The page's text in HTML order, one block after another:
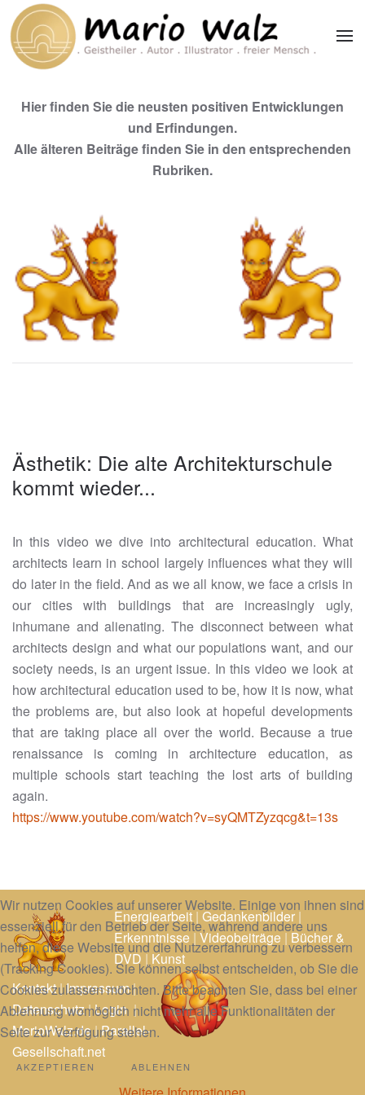
Zum Hauptinhalt springen
Hier finden Sie die neusten positiven Entwicklungen
und Erfindungen.
Alle älteren Beiträge finden Sie in den entsprechenden
Rubriken.
Ästhetik: Die alte Architekturschule
kommt wieder...
In this video we dive into architectural education. What
architects learn in school largely influences what they will
do later in the field. And as we all know, we face a crisis in
our cities with buildings that are increasingly ugly,
inhumane and alienating. The disconnect between what
architects design and what our populations want, and our
society needs, is an urgent issue. In this video we look at
how architectural education used to be, how it is now, what
the problems are, but also look at hopeful developments
that are taking place all over the world. Because a true
renaissance is coming in architecture education, as
multiple schools start teaching the lost arts of building
again.
https://www.youtube.com/watch?v=syQMTZyzqcg&t=13s
Energiearbeit|Gedankenbilder|
Erkenntnisse|Videobeiträge|Bücher &
DVD|Kunst
Kontakt|Impressum|
Datenschutz|Login|
MarioWalz.de|Parallel-
Gesellschaft.net
Wir nutzen Cookies auf unserer Website. Einige von ihnen sind
essenziell für den Betrieb der Seite, während andere uns
helfen, diese Website und die Nutzererfahrung zu verbessern
(Tracking Cookies). Sie können selbst entscheiden, ob Sie die
Cookies zulassen möchten. Bitte beachten Sie, dass bei einer
Ablehnung womöglich nicht mehr alle Funktionalitäten der
Seite zur Verfügung stehen.
AKZEPTIEREN ABLEHNEN